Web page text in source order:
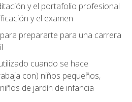
y el portafolio profesional
y el examen
prepararte para una carrera
cuando se hace
con) niños pequeños,
de jardín de infancia